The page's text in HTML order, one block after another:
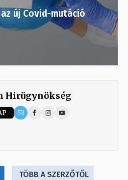
új Covid-mutáció
Hirügynökség
TÖBB A SZERZŐTŐL